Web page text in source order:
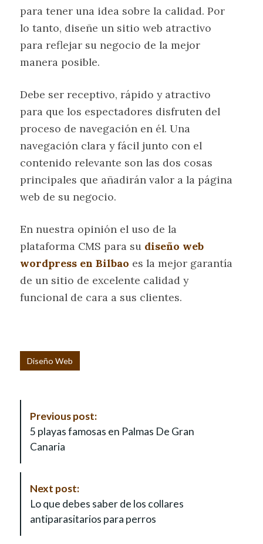
para tener una idea sobre la calidad. Por
lo tanto, diseñe un sitio web atractivo
para reflejar su negocio de la mejor
manera posible.
Debe ser receptivo, rápido y atractivo
para que los espectadores disfruten del
proceso de navegación en él. Una
navegación clara y fácil junto con el
contenido relevante son las dos cosas
principales que añadirán valor a la página
web de su negocio.
En nuestra opinión el uso de la
plataforma CMS para su diseño web
wordpress en Bilbao es la mejor garantía
de un sitio de excelente calidad y
funcional de cara a sus clientes.
Diseño Web
N
Previous post:
5 playas famosas en Palmas De Gran
Canaria
Next post:
Lo que debes saber de los collares
antiparasitarios para perros